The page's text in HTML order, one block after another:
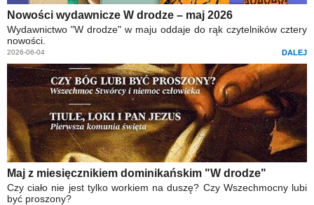
Nowości wydawnicze W drodze – maj 2026
Wydawnictwo "W drodze" w maju oddaje do rąk czytelników cztery
nowości.
2026-06-04 DALEJ
Maj z miesięcznikiem dominikańskim "W drodze"
Czy ciało nie jest tylko workiem na duszę? Czy Wszechmocny lubi
być proszony?